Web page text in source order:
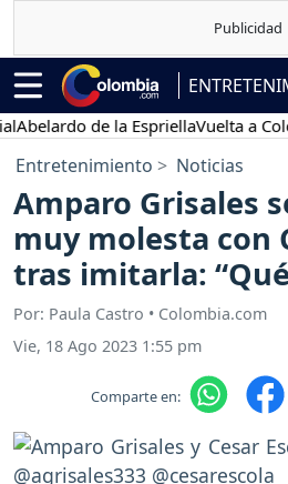
de la EspriellaVuelta a
Entretenimiento Noticias
Amparo Grisales
muy molesta con
tras imitarla:
Por: Paula Castro • Colombia.com
Vie, 18 Ago 2023 1:55 pm
Comparte en: